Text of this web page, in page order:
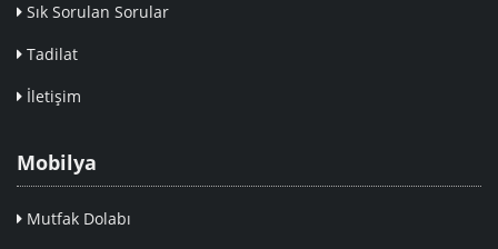
Sık Sorulan Sorular
Tadilat
İletişim
Mobilya
Mutfak Dolabı